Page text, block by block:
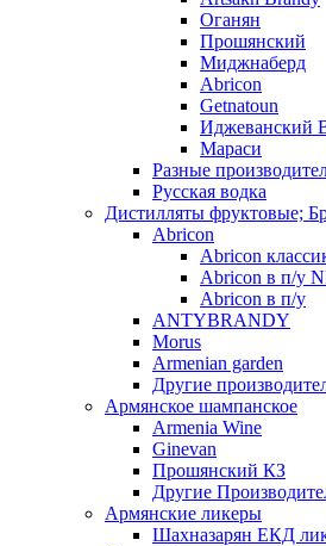
Оганян
Прошянский
Миджнаберд
Abricon
Getnatoun
Иджеванский
Мараси
Разные
Русская водка
Дистилляты фруктовые;
Abricon
Abricon
Abricon в п/у
Abricon в п/у
ANTYBRANDY
Morus
Armenian garden
Другие
Армянское шампанское
Armenia Wine
Ginevan
Прошянский КЗ
Другие
Армянские ликеры
Шахназарян ЕКД